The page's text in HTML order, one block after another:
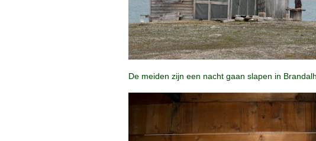
De meiden zijn een nacht gaan slapen in